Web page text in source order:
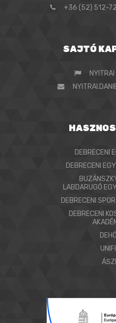
+36 (52) 512-
SAJTÓ
DEBRECENI
DEBRECENI
LABDARUGÓ
DEBRECENI
DEBRECENI